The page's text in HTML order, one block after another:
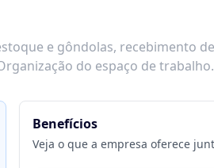
e gôndolas, recebimento
do espaço de trabalho.
Benefícios
Veja o que a empresa oferece